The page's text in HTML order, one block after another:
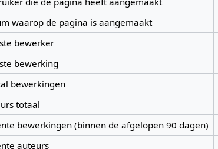
waarop de pagina is aangemaakt
bewerker
bewerking
bewerkingen
totaal
bewerkingen (binnen de afgelopen 90 dagen)
auteurs